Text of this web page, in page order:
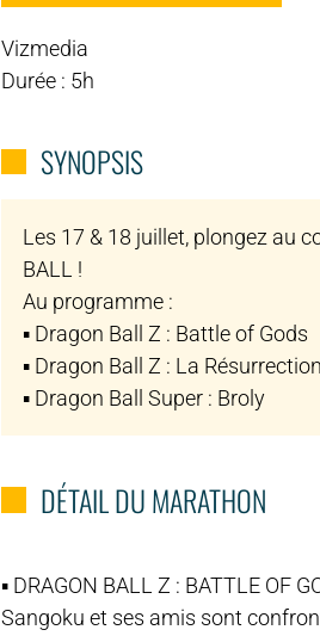
Vizmedia
Durée : 5h
SYNOPSIS
Les 17 & 18 juillet, plongez au
BALL !
Au programme :
▪️ Dragon Ball Z : Battle of Gods
▪️ Dragon Ball Z : La
▪️ Dragon Ball Super : Broly
DÉTAIL DU MARATHON
▪️ DRAGON BALL Z : BATTLE OF
Sangoku et ses amis sont